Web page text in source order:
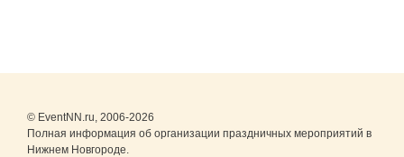
© EventNN.ru, 2006-2026
Полная информация об организации праздничных мероприятий в
Нижнем Новгороде.